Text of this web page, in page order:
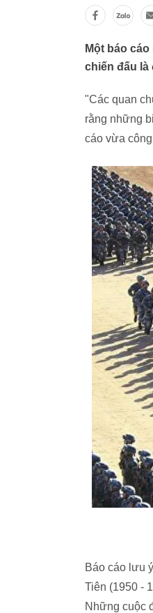
Một báo
chiến đấu là
"Các quan
rằng những
cáo vừa
Báo cáo lưu
Tiên (1950 -
Những cuộc